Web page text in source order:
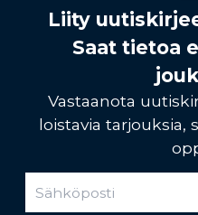
Liity
Saat tietoa
Vastaanota
loistavia tarjouksia,